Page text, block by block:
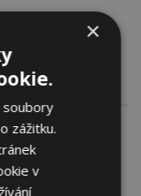
×
zážitku.
v